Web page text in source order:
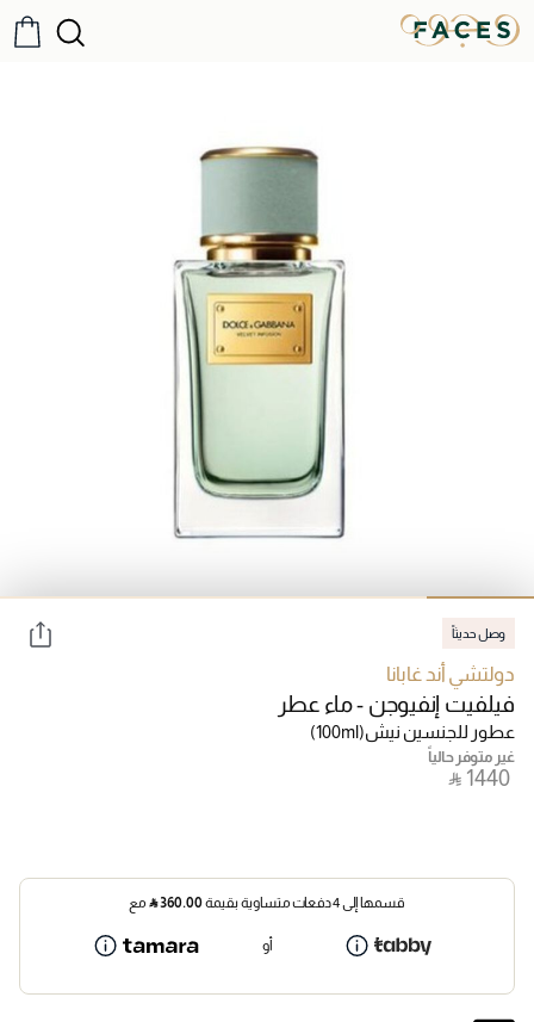
وصل حديثاً
دولتشي أند غابانا
فيلفيت إنفيوجن - ماء عطر
عطور للجنسين نيش(100ml)
غير متوفر حالياً
‎ ⃁ ⁦1440⁩ ‎
قسمها إلى 4 دفعات متساوية بقيمة 360.00
⃁ مع
أو